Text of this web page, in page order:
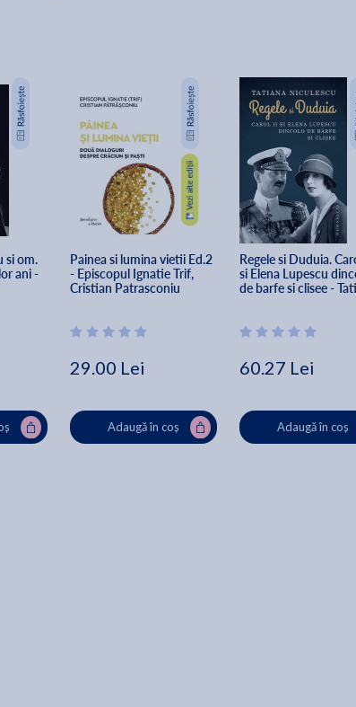
si om.
ani -
Painea si lumina vietii Ed.2
- Episcopul Ignatie Trif,
Cristian Patrasconiu
29.00 Lei
Adaugă în coș
Regele si Duduia.
si Elena Lupescu
de barfe si clisee -
60.27 Lei
Adaugă în coș